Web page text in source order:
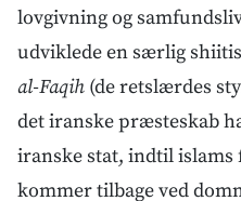
lovgivning og
udviklede en særlig
al-Faqih (de retslærdes
det iranske præsteskab
iranske stat, indtil
kommer tilbage ved